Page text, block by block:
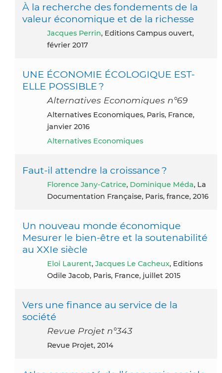
À la recherche des fondements de la
valeur économique et de la richesse
Jacques Perrin, Editions Campus ouvert,
février 2017
UNE ÉCONOMIE ÉCOLOGIQUE EST-
ELLE POSSIBLE ?
Alternatives Economiques n°69
Alternatives Economiques, Paris, France,
janvier 2016
Alternatives Economiques
Faut-il attendre la croissance ?
Florence Jany-Catrice, Dominique Méda, La
Documentation Française, Paris, france, 2016
Un nouveau monde économique
Mesurer le bien-être et la soutenabilité
au XXIe siècle
Eloi Laurent, Jacques Le Cacheux, Editions
Odile Jacob, Paris, France, juillet 2015
Vers une finance au service de la
société
Revue Projet n°343
Revue Projet, 2014